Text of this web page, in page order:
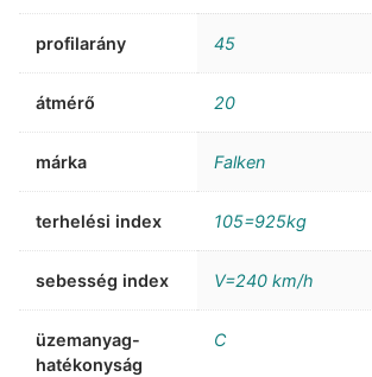
profilarány 45
átmérő 20
márka Falken
terhelési index 105=925kg
sebesség index V=240 km/h
üzemanyag-
hatékonyság
C